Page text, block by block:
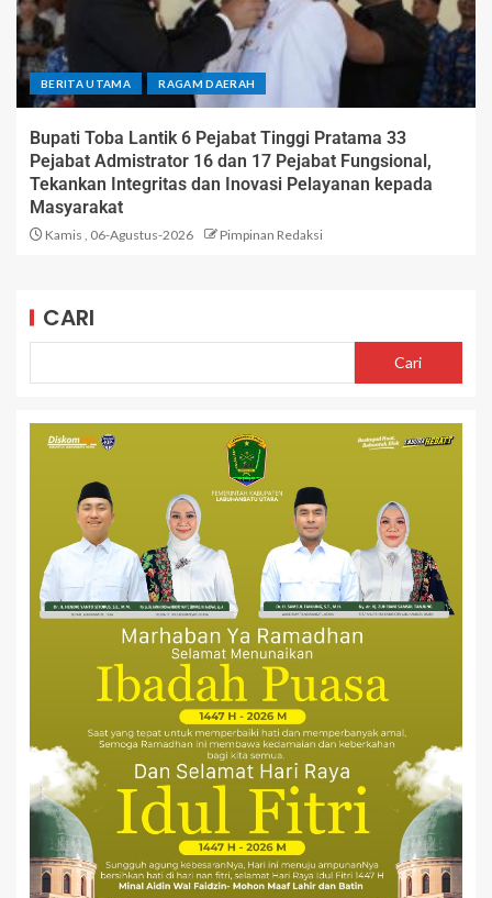
BERITA UTAMA RAGAM DAERAH
Bupati Toba Lantik 6 Pejabat Tinggi Pratama 33
Pejabat Admistrator 16 dan 17 Pejabat Fungsional,
Tekankan Integritas dan Inovasi Pelayanan kepada
Masyarakat
Kamis , 06-Agustus-2026 Pimpinan Redaksi
CARI
Cari